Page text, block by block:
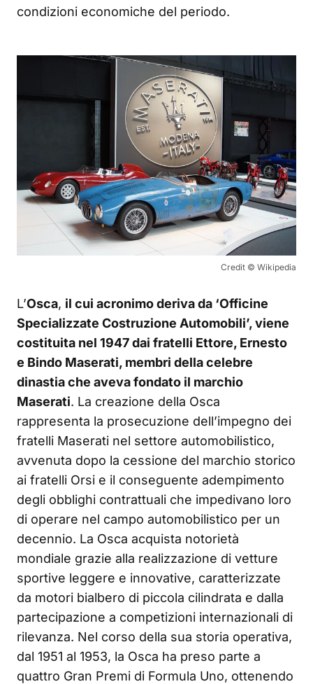
condizioni economiche del periodo.
Credit © Wikipedia
L’Osca, il cui acronimo deriva da ‘Officine
Specializzate Costruzione Automobili’, viene
costituita nel 1947 dai fratelli Ettore, Ernesto
e Bindo Maserati, membri della celebre
dinastia che aveva fondato il marchio
Maserati. La creazione della Osca
rappresenta la prosecuzione dell’impegno dei
fratelli Maserati nel settore automobilistico,
avvenuta dopo la cessione del marchio storico
ai fratelli Orsi e il conseguente adempimento
degli obblighi contrattuali che impedivano loro
di operare nel campo automobilistico per un
decennio. La Osca acquista notorietà
mondiale grazie alla realizzazione di vetture
sportive leggere e innovative, caratterizzate
da motori bialbero di piccola cilindrata e dalla
partecipazione a competizioni internazionali di
rilevanza. Nel corso della sua storia operativa,
dal 1951 al 1953, la Osca ha preso parte a
quattro Gran Premi di Formula Uno, ottenendo